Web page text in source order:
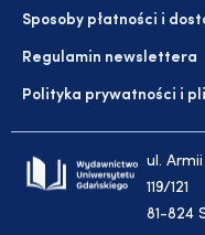
Sposoby płatności i
Regulamin newslettera
Polityka prywatności i
ul.
119/121
81-824